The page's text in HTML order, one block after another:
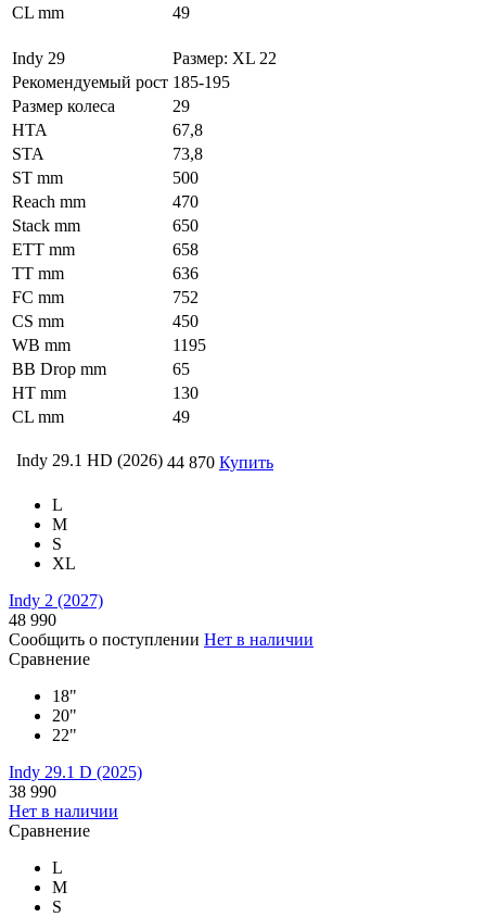
CL mm
49
Indy 29
Размер: XL 22
Рекомендуемый рост 185-195
Размер колеса
29
HTA
67,8
STA
73,8
ST mm
500
Reach mm
470
Stack mm
650
ETT mm
658
TT mm
636
FC mm
752
CS mm
450
WB mm
1195
BB Drop mm
65
HT mm
130
CL mm
49
Indy 29.1 HD (2026) 44 870 Купить
L
M
S
XL
Indy 2 (2027)
48 990
Сообщить о поступлении Нет в наличии
Сравнение
18"
20"
22"
Indy 29.1 D (2025)
38 990
Нет в наличии
Сравнение
L
M
S